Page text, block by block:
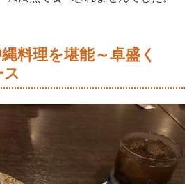
料理を堪能～卓盛く